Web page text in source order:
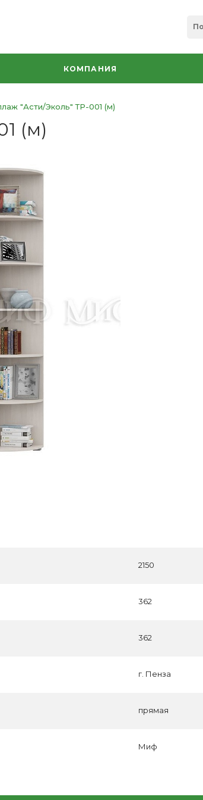
КОМПАНИЯ
"Асти/Эколь" ТР-001 (м)
(м)
2150
362
362
г. Пенза
прямая
Миф